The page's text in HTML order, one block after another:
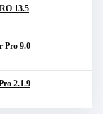
13.5
Pro 9.0
2.1.9